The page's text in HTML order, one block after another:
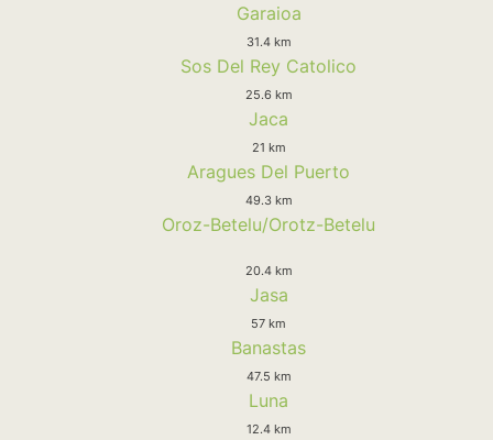
Garaioa
31.4 km
Sos Del Rey Catolico
25.6 km
Jaca
21 km
Aragues Del Puerto
49.3 km
Oroz-Betelu/Orotz-Betelu
20.4 km
Jasa
57 km
Banastas
47.5 km
Luna
12.4 km